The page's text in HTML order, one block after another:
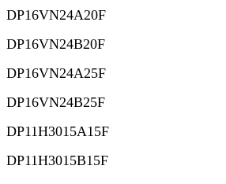
DP16VN24A20F
DP16VN24B20F
DP16VN24A25F
DP16VN24B25F
DP11H3015A15F
DP11H3015B15F